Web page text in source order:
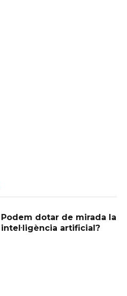
Podem dotar de mirada la
intel·ligència artificial?